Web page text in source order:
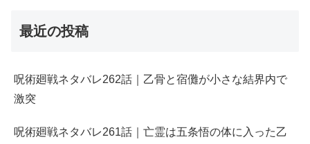
最近の投稿
呪術廻戦ネタバレ262話｜乙骨と宿儺が小さな結界内で
激突
呪術廻戦ネタバレ261話｜亡霊は五条悟の体に入った乙